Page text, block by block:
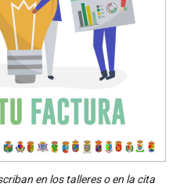
en los talleres o en la cita